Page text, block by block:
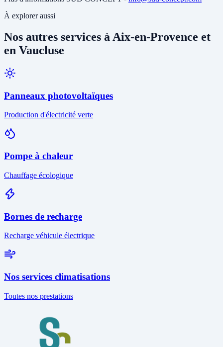
À explorer aussi
Nos autres services à Aix-en-Provence et
en Vaucluse
Panneaux photovoltaïques
Production d'électricité verte
Pompe à chaleur
Chauffage écologique
Bornes de recharge
Recharge véhicule électrique
Nos services climatisations
Toutes nos prestations